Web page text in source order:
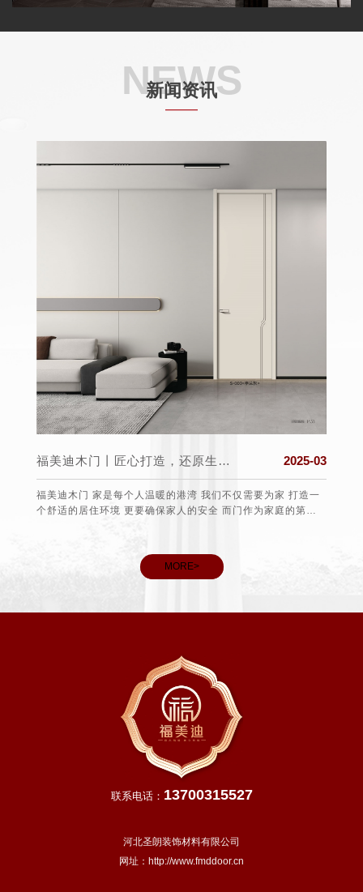
NEWS
新闻资讯
——
2025-03
为家 打造一
家庭的第一
2025-03
春分，二十四节气中的第四个节气，通常在公历3月19日至22
日交节。这一时节，太阳直射赤道，全球昼夜等长，此后北半
沛，除青藏高原等高寒地区外，越冬作物进入生长旺季，田间
MORE>
联系电话： 13700315527
河北圣朗装饰材料有限公司
网址： http://www.fmddoor.cn